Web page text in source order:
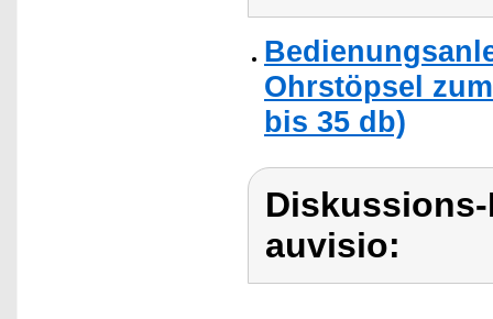
Ohrstöpsel
bis 35 db)
auvisio: